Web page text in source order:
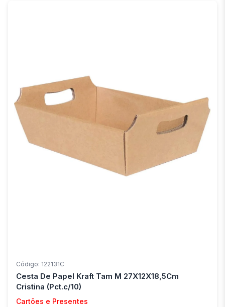
Código: 122131C
Cesta De Papel Kraft Tam M 27X12X18,5Cm
Cristina (Pct.c/10)
Cartões e Presentes